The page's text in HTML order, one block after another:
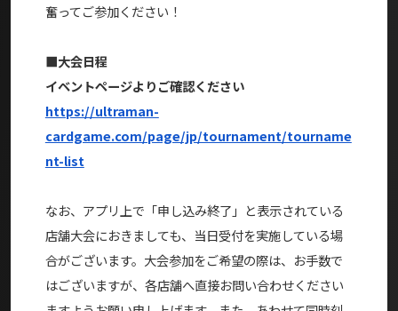
奮ってご参加ください！
■大会日程
イベントページよりご確認ください
https://ultraman-
cardgame.com/page/jp/tournament/tourname
nt-list
なお、アプリ上で「申し込み終了」と表示されている
店舗大会におきましても、当日受付を実施している場
合がございます。大会参加をご希望の際は、お手数で
はございますが、各店舗へ直接お問い合わせください